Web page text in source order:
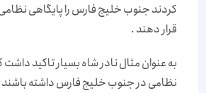
کردند جنوب خلیج فارس را پایگاهی نظامی
قرار دهند .
به عنوان مثال نادر شاه بسیار تاکید داشت
نظامی در جنوب خلیج فارس داشته باشند و